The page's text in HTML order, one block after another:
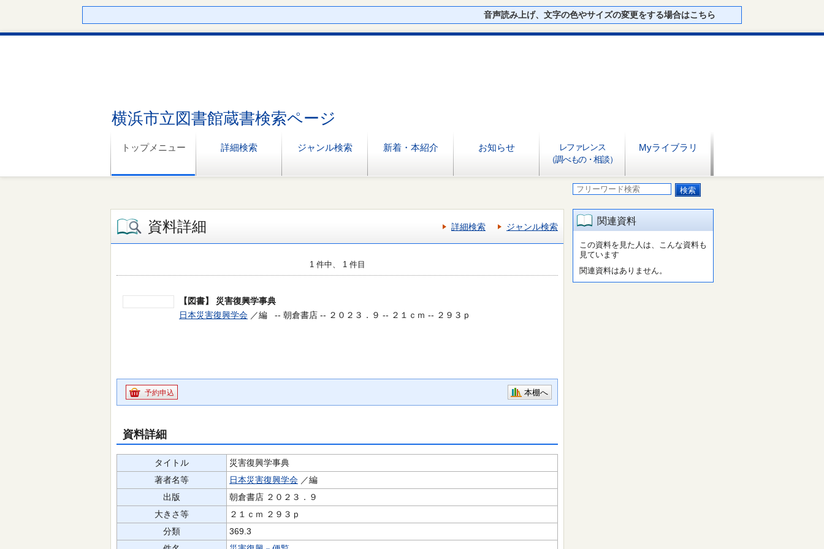
音声読み上げ、文字の色やサイズの変更をする場合はこちら
横浜市立図書館蔵書検索ページ
トップメニュー 詳細検索 ジャンル検索 新着・本紹介 お知らせ
レファレンス
（調べもの・相談）
Myライブラリ
資料詳細 詳細検索 ジャンル検索
1 件中、 1 件目
【図書】
災害復興学事典
日本災害復興学会 ／編 -- 朝倉書店 -- ２０２３．９ -- ２１ｃｍ -- ２９３ｐ
予約申込 本棚へ
資料詳細
タイトル
災害復興学事典
著者名等
日本災害復興学会 ／編
出版
朝倉書店 ２０２３．９
大きさ等
２１ｃｍ ２９３ｐ
分類
369.3
関連資料
この資料を見た人は、こんな資料も
見ています
関連資料はありません。